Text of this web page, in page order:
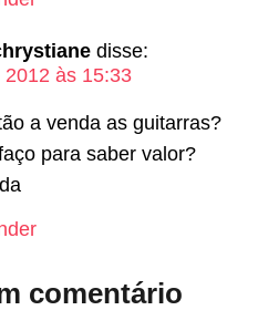
disse:
2012 às 15:33
a venda as guitarras?
para saber valor?
comentário